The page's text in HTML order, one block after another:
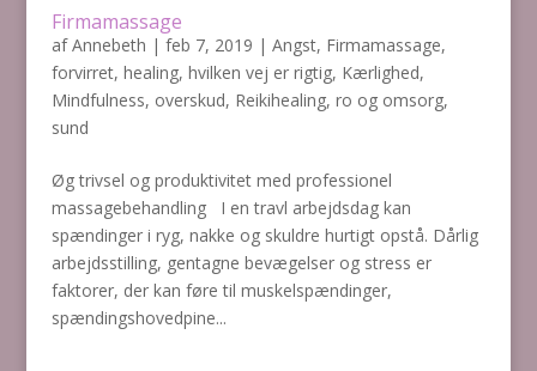
Firmamassage
afAnnebeth | feb 7, 2019 | Angst, Firmamassage,
forvirret, healing, hvilken vej er rigtig, Kærlighed,
Mindfulness, overskud, Reikihealing, ro og omsorg,
sund
Øg trivsel og produktivitet med professionel
massagebehandling I en travl arbejdsdag kan
spændinger i ryg, nakke og skuldre hurtigt opstå. Dårlig
arbejdsstilling, gentagne bevægelser og stress er
faktorer, der kan føre til muskelspændinger,
spændingshovedpine...